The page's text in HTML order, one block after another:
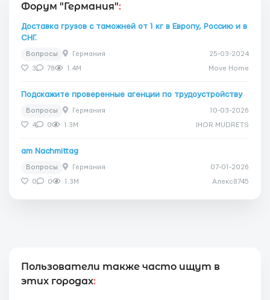
Форум "Германия":
Доставка грузов с таможней от 1 кг в Европу, Россию и в
СНГ.
Вопросы Германия 25-03-2024
3 78 1.4M Move Home
Подскажите проверенные агенции по трудоустройству
Вопросы Германия 10-03-2026
4 0 1.3M IHOR MUDRETS
am Nachmittag
Вопросы Германия 07-01-2026
0 0 1.3M Алекс8745
Пользователи также часто ищут в
этих городах: